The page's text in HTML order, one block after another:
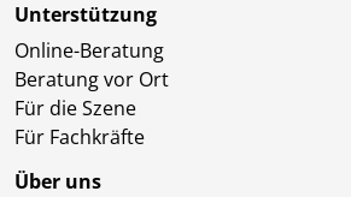
Unterstützung
Online-Beratung
Beratung vor Ort
Für die Szene
Für Fachkräfte
Über uns